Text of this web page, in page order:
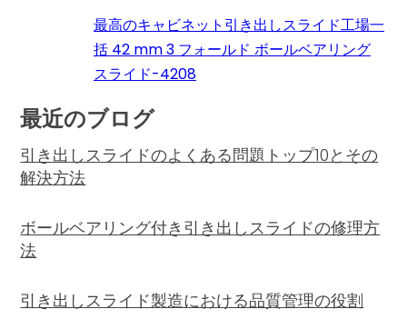
最高のキャビネット引き出しスライド工場一
括 42 mm 3 フォールド ボールベアリング
スライド-4208
最近のブログ
引き出しスライドのよくある問題トップ10とその
解決方法
ボールベアリング付き引き出しスライドの修理方
法
引き出しスライド製造における品質管理の役割